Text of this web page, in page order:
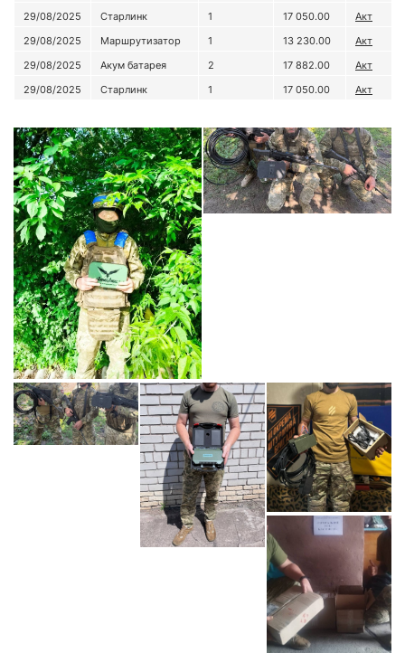
29/08/2025 Старлинк 1 17 050.00
Акт
29/08/2025
Маршрутизатор 1 13 230.00
Акт
29/08/2025
Акум батарея 2 17 882.00
Акт
29/08/2025
Старлинк 1 17 050.00 Акт